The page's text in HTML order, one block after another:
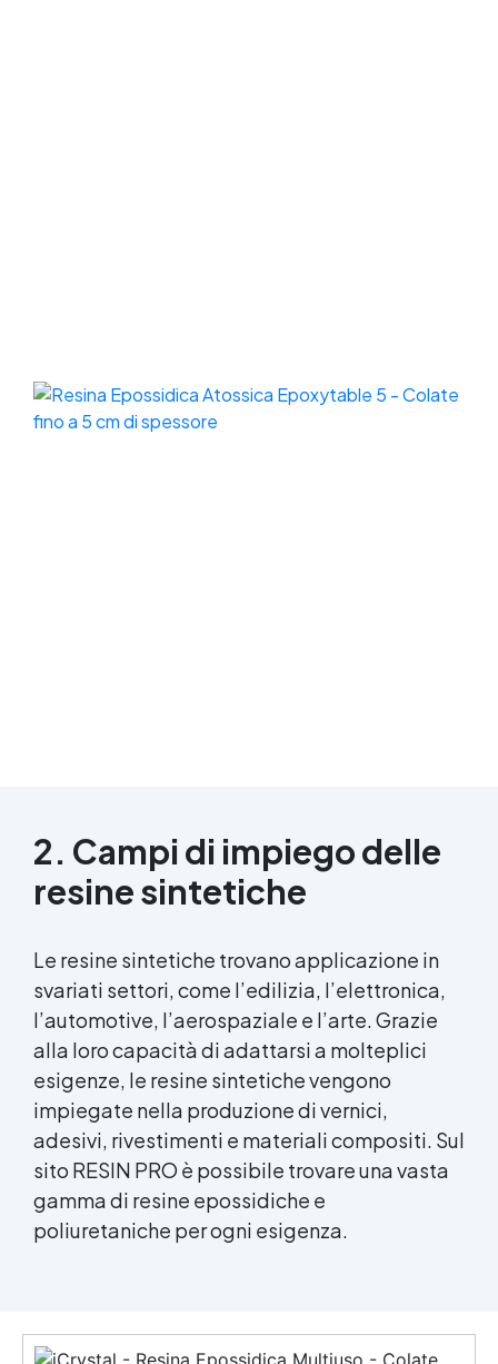
2. Campi di impiego delle
resine sintetiche
Le resine sintetiche trovano applicazione in
svariati settori, come l’edilizia, l’elettronica,
l’automotive, l’aerospaziale e l’arte. Grazie
alla loro capacità di adattarsi a molteplici
esigenze, le resine sintetiche vengono
impiegate nella produzione di vernici,
adesivi, rivestimenti e materiali compositi. Sul
sito RESIN PRO è possibile trovare una vasta
gamma di resine epossidiche e
poliuretaniche per ogni esigenza.